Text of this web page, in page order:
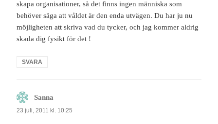
skapa organisationer, så det finns ingen människa som
behöver säga att våldet är den enda utvägen. Du har ju nu
möjligheten att skriva vad du tycker, och jag kommer aldrig
skada dig fysikt för det !
SVARA
Sanna
23 juli, 2011 kl. 10:25